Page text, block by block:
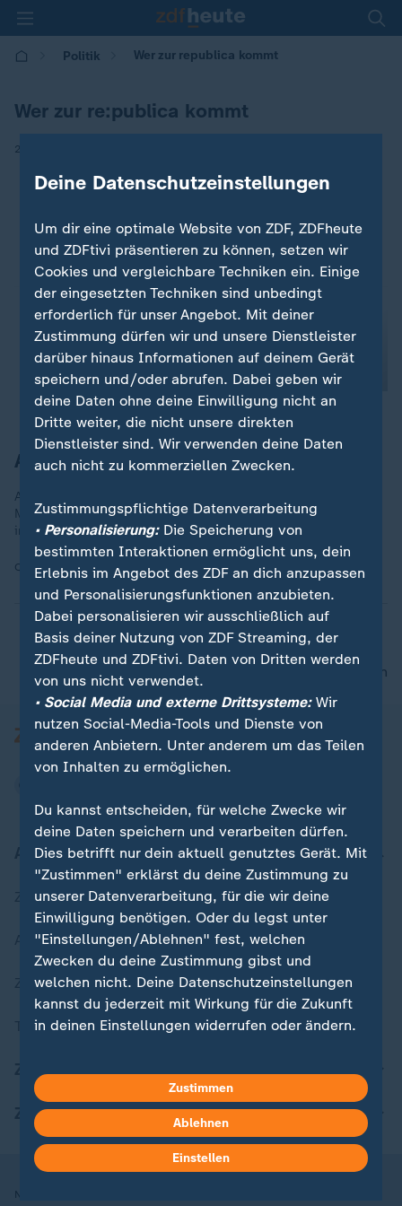
Politik Wer zur republica kommt
Wer zur re:publica kommt
27.05.2024 | 06:00
Annalena Baerbock
Außenministerin Annalena Baerbock (Grüne) ist zum ersten
Mal zu Gast auf der re:publica. Sie spricht über "Außenpolitik
in gewendeten Zeiten".
Quelle: AP
nach oben
Aktuell bei ZDFheute
Zuletzt veröffentlicht
Aktuelle Sendungs-Videos
ZDFheute Stories
Themen im Überblick
ZDFheute Update
ZDFheute Apps
Nutzungsbedingungen
Deine Datenschutzeinstellungen
Um dir eine optimale Website von ZDF, ZDFheute
und ZDFtivi präsentieren zu können, setzen wir
Cookies und vergleichbare Techniken ein. Einige
der eingesetzten Techniken sind unbedingt
erforderlich für unser Angebot. Mit deiner
Zustimmung dürfen wir und unsere Dienstleister
darüber hinaus Informationen auf deinem Gerät
speichern und/oder abrufen. Dabei geben wir
deine Daten ohne deine Einwilligung nicht an
Dritte weiter, die nicht unsere direkten
Dienstleister sind. Wir verwenden deine Daten
auch nicht zu kommerziellen Zwecken.
Zustimmungspflichtige Datenverarbeitung
• Personalisierung:Die Speicherung von
bestimmten Interaktionen ermöglicht uns, dein
Erlebnis im Angebot des ZDF an dich anzupassen
und Personalisierungsfunktionen anzubieten.
Dabei personalisieren wir ausschließlich auf
Basis deiner Nutzung von ZDF Streaming, der
ZDFheute und ZDFtivi. Daten von Dritten werden
von uns nicht verwendet.
• Social Media und externe Drittsysteme:Wir
nutzen Social-Media-Tools und Dienste von
anderen Anbietern. Unter anderem um das Teilen
von Inhalten zu ermöglichen.
Du kannst entscheiden, für welche Zwecke wir
deine Daten speichern und verarbeiten dürfen.
Dies betrifft nur dein aktuell genutztes Gerät. Mit
"Zustimmen" erklärst du deine Zustimmung zu
unserer Datenverarbeitung, für die wir deine
Einwilligung benötigen. Oder du legst unter
"Einstellungen/Ablehnen" fest, welchen
Zwecken du deine Zustimmung gibst und
welchen nicht. Deine Datenschutzeinstellungen
kannst du jederzeit mit Wirkung für die Zukunft
in deinen Einstellungen widerrufen oder ändern.
Weitere Informationen findest du in unserer
Datenschutzerklärung.
Zustimmen
Ablehnen
Einstellen